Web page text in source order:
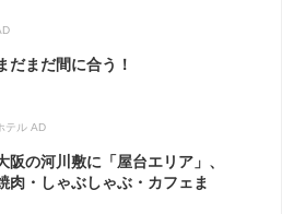
だまだ間に合う！
テル AD
阪の河川敷に「屋台エリア」、
肉・しゃぶしゃぶ・カフェま